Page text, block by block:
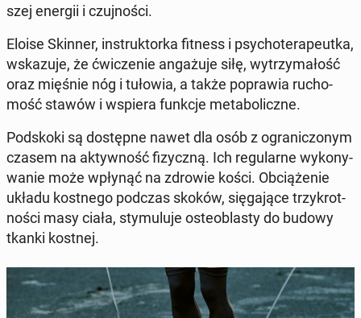
szej energii i czuj­no­ści.
Eloise Skinner, in­struk­tor­ka fitness i psy­cho­te­ra­peut­ka,
wska­zu­je, że ćwi­cze­nie an­ga­żu­je siłę, wy­trzy­ma­łość
oraz mięśnie nóg i tułowia, a także po­pra­wia ru­cho­
mość stawów i wspiera funkcje me­ta­bo­licz­ne.
Pod­sko­ki są do­stęp­ne nawet dla osób z ogra­ni­czo­nym
czasem na ak­tyw­ność fi­zycz­ną. Ich re­gu­lar­ne wy­ko­ny­
wa­nie może wpłynąć na zdrowie kości. Ob­cią­że­nie
układu kost­ne­go podczas skoków, się­ga­ją­ce trzy­krot­
no­ści masy ciała, sty­mu­lu­je oste­obla­sty do budowy
tkanki kostnej.